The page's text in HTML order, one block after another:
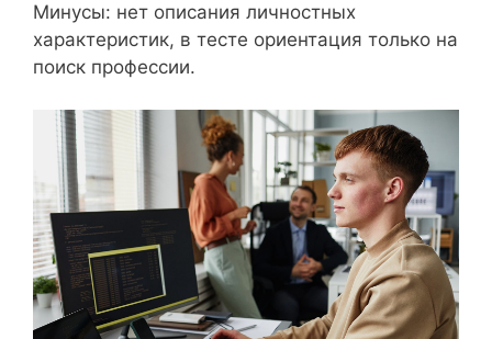
Минусы: нет описания личностных
характеристик, в тесте ориентация только на
поиск профессии.